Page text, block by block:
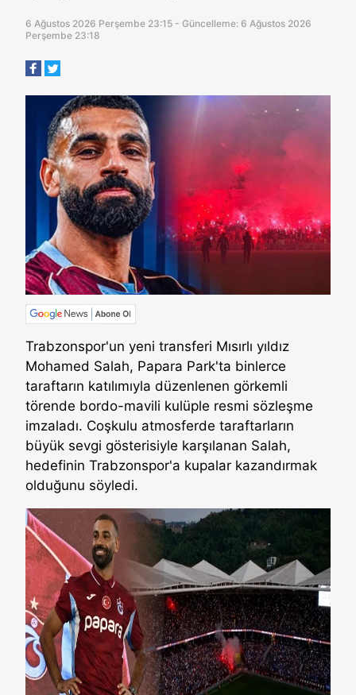
6 Ağustos 2026 Perşembe 23:15 - Güncelleme: 6 Ağustos 2026
Perşembe 23:18
Trabzonspor'un yeni transferi Mısırlı yıldız
Mohamed Salah, Papara Park'ta binlerce
taraftarın katılımıyla düzenlenen görkemli
törende bordo-mavili kulüple resmi sözleşme
imzaladı. Coşkulu atmosferde taraftarların
büyük sevgi gösterisiyle karşılanan Salah,
hedefinin Trabzonspor'a kupalar kazandırmak
olduğunu söyledi.